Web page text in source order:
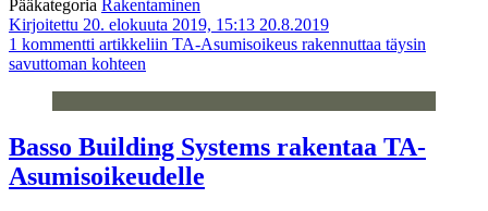
Pääkategoria Rakentaminen
Kirjoitettu 20. elokuuta 2019, 15:13 20.8.2019
1 kommentti artikkeliin TA-Asumisoikeus rakennuttaa täysin
savuttoman kohteen
Basso Building Systems rakentaa TA-
Asumisoikeudelle